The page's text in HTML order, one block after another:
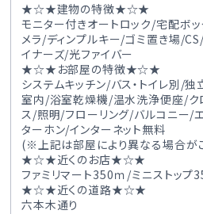
★☆★建物の特徴★☆★
モニター付きオートロック/宅配ボ
メラ/ディンプルキー/ゴミ置き場/
イナーズ/光ファイバー
★☆★お部屋の特徴★☆★
システムキッチン/バス・トイレ別/
室内/浴室乾燥機/温水洗浄便座/ク
ス/照明/フローリング/バルコニー/
ターホン/インターネット無料
(※上記は部屋により異なる場合が
★☆★近くのお店★☆★
ファミリマート350ｍ/ミニストップ
★☆★近くの道路★☆★
六本木通り